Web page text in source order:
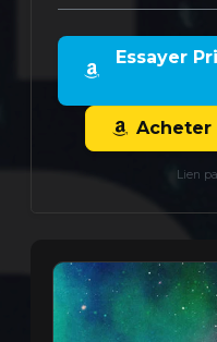
Essayer
Acheter
Lien